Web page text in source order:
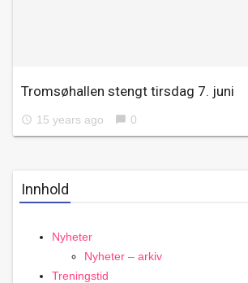
Tromsøhallen stengt tirsdag 7. juni
access_time 15 years ago chat_bubble 0
Innhold
Nyheter
Nyheter – arkiv
Treningstid